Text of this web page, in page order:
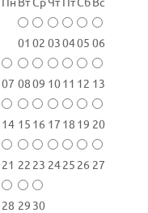
01 02 030405 06
07 0809 1011 12 13
14 15 16 17 18 19 20
21 22 23 2425 26 27
28 29 30